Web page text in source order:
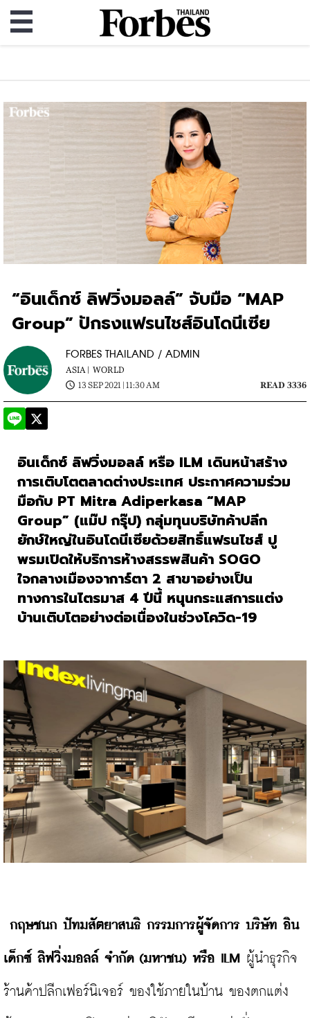
“อินเด็กซ์ ลิฟวิ่งมอลล์” จับมือ “MAP
Group” ปักธงแฟรนไชส์อินโดนีเซีย
FORBES THAILAND / ADMIN
ASIA | WORLD
13 SEP 2021 | 11:30 AM
READ 3336
อินเด็กซ์ ลิฟวิ่งมอลล์ หรือ ILM เดินหน้าสร้าง
การเติบโตตลาดต่างประเทศ ประกาศความร่วม
มือกับ PT Mitra Adiperkasa “MAP
Group” (แม๊ป กรุ๊ป) กลุ่มทุนบริษัทค้าปลีก
ยักษ์ใหญ่ในอินโดนีเซียด้วยสิทธิ์แฟรนไชส์ ปู
พรมเปิดให้บริการห้างสรรพสินค้า
ใจกลางเมืองจาการ์ตา 2 สาขาอย่างเป็น
ทางการในไตรมาส 4 ปีนี้ หนุนกระแสการแต่ง
บ้านเติบโตอย่างต่อเนื่องในช่วงโควิด-19
กฤษชนก ปัทมสัตยาสนธิ กรรมการผู้จัดการ บริษัท อิน
เด็กซ์ ลิฟวิ่งมอลล์ จำกัด (มหาชน) หรือ ILM ผู้นำธุรกิจ
ร้านค้าปลีกเฟอร์นิเจอร์ ของใช้ภายในบ้าน ของตกแต่ง